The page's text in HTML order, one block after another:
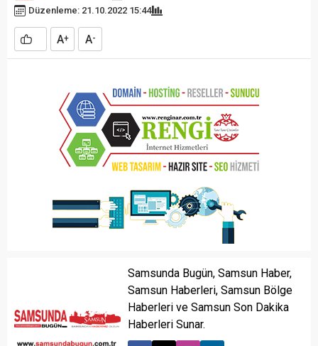
Düzenleme: 21.10.2022 15:44
A+ A-
Samsunda Bugün, Samsun Haber,
Samsun Haberleri, Samsun Bölge
Haberleri ve Samsun Son Dakika
Haberleri Sunar.